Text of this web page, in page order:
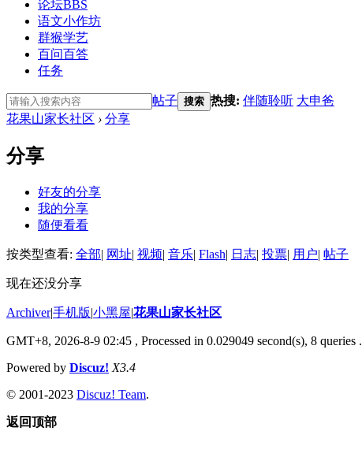
论坛BBS
语文小作坊
群猴学艺
百问百答
任务
帖子 搜索 热搜: 伴随聆听 大申爸
花果山家长社区 › 分享
分享
好友的分享
我的分享
随便看看
按类型查看: 全部| 网址| 视频| 音乐| Flash| 日志| 投票| 用户| 帖子
现在还没分享
Archiver|手机版|小黑屋|花果山家长社区
GMT+8, 2026-8-9 02:45 , Processed in 0.029049 second(s), 8 queries .
Powered by Discuz! X3.4
© 2001-2023 Discuz! Team.
返回顶部